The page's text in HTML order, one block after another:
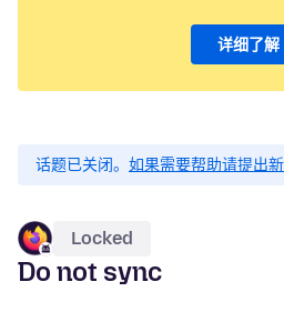
详细了解
话题已关闭。 如果需要帮助请提出新
Locked
Do not sync